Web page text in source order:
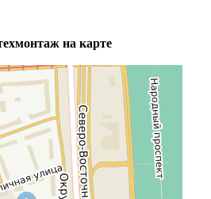
на карте